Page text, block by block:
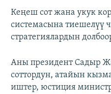
Кеңеш сот жана укук
системасына тиешелүү
стратегиялардын
Аны президент Садыр
соттордун, атайын
иштер, юстиция